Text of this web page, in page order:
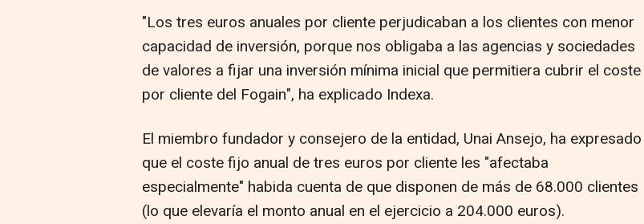
"Los tres euros anuales por cliente perjudicaban a los clientes con menor
capacidad de inversión, porque nos obligaba a las agencias y sociedades
de valores a fijar una inversión mínima inicial que permitiera cubrir el coste
por cliente del Fogain", ha explicado Indexa.
El miembro fundador y consejero de la entidad, Unai Ansejo, ha expresado
que el coste fijo anual de tres euros por cliente les "afectaba
especialmente" habida cuenta de que disponen de más de 68.000 clientes
(lo que elevaría el monto anual en el ejercicio a 204.000 euros).